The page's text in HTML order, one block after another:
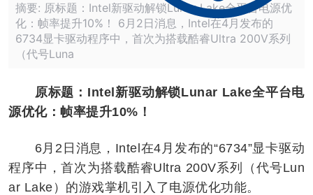
摘要: 原标题：Intel新驱动解锁Lunar Lake全平台电源优
化：帧率提升10%！ 6月2日消息，Intel在4月发布的
6734显卡驱动程序中，首次为搭载酷睿Ultra 200V系列
（代号Luna
原标题：Intel新驱动解锁Lunar Lake全平台电
源优化：帧率提升10%！
6月2日消息，Intel在4月发布的“6734”显卡驱动
程序中，首次为搭载酷睿Ultra 200V系列（代号Lun
ar Lake）的游戏掌机引入了电源优化功能。